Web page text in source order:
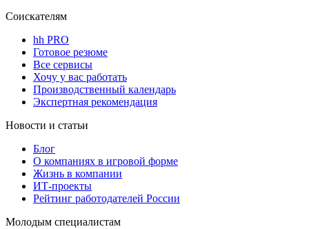
Соискателям
hh PRO
Готовое резюме
Все сервисы
Хочу у вас работать
Производственный календарь
Экспертная рекомендация
Новости и статьи
Блог
О компаниях в игровой форме
Жизнь в компании
ИТ-проекты
Рейтинг работодателей России
Молодым специалистам